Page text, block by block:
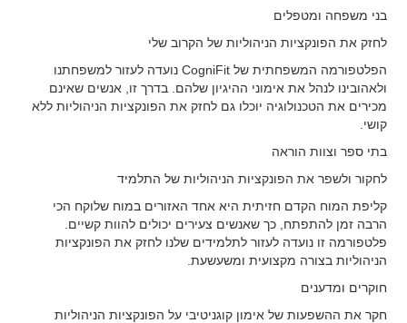
בני משפחה ומטפלים
לחזק את הפונקציות הניהוליות של הקרוב שלי
הפלטפורמה המשפחתית של CogniFit נועדה לעזור למשפחתנו
ולאהובינו לנהל את אימוני ההיגיון שלהם. בדרך זו, אנשים שאינם
מכירים את הטכנולוגיה יוכלו גם לחזק את הפונקציות הניהוליות ללא
קושי.
בתי ספר וצוות הוראה
לחקור ולשפר את הפונקציות הניהוליות של התלמיד
קליפת המוח הקדם חזיתית היא אחד האזורים במוח שלוקח הכי
הרבה זמן להתפתח, כך שאנשים צעירים יכולים להוות קשיים.
פלטפורמה זו נועדה לעזור לתלמידים שלנו לחזק את הפונקציות
הניהוליות בצורה מקצועית ומשעשעת.
חוקרים ומדענים
חקר את ההשפעות של אימון קוגניטיבי על הפונקציות הניהוליות